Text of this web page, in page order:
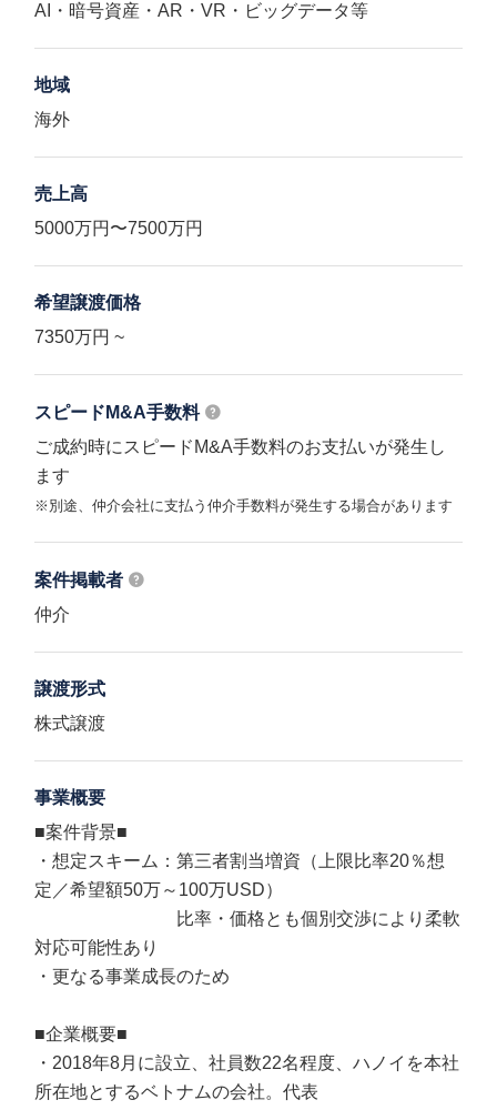
AI・暗号資産・AR・VR・ビッグデータ等
地域
海外
売上高
5000万円〜7500万円
希望譲渡価格
7350万円 ~
スピードM&A手数料
ご成約時にスピードM&A手数料のお支払いが発生し
ます
※別途、仲介会社に支払う仲介手数料が発生する場合があります
案件掲載者
仲介
譲渡形式
株式譲渡
事業概要
■案件背景■
・想定スキーム：第三者割当増資（上限比率20％想
定／希望額50万～100万USD）
比率・価格とも個別交渉により柔軟
対応可能性あり
・更なる事業成長のため
■企業概要■
・2018年8月に設立、社員数22名程度、ハノイを本社
所在地とするベトナムの会社。代表